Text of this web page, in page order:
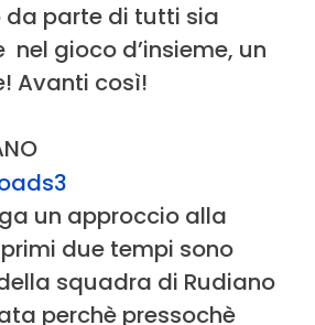
parte di tutti sia
gioco d’insieme, un
Avanti così!
RUDIANO
un approccio alla
due tempi sono
squadra di Rudiano
perchè pressochè